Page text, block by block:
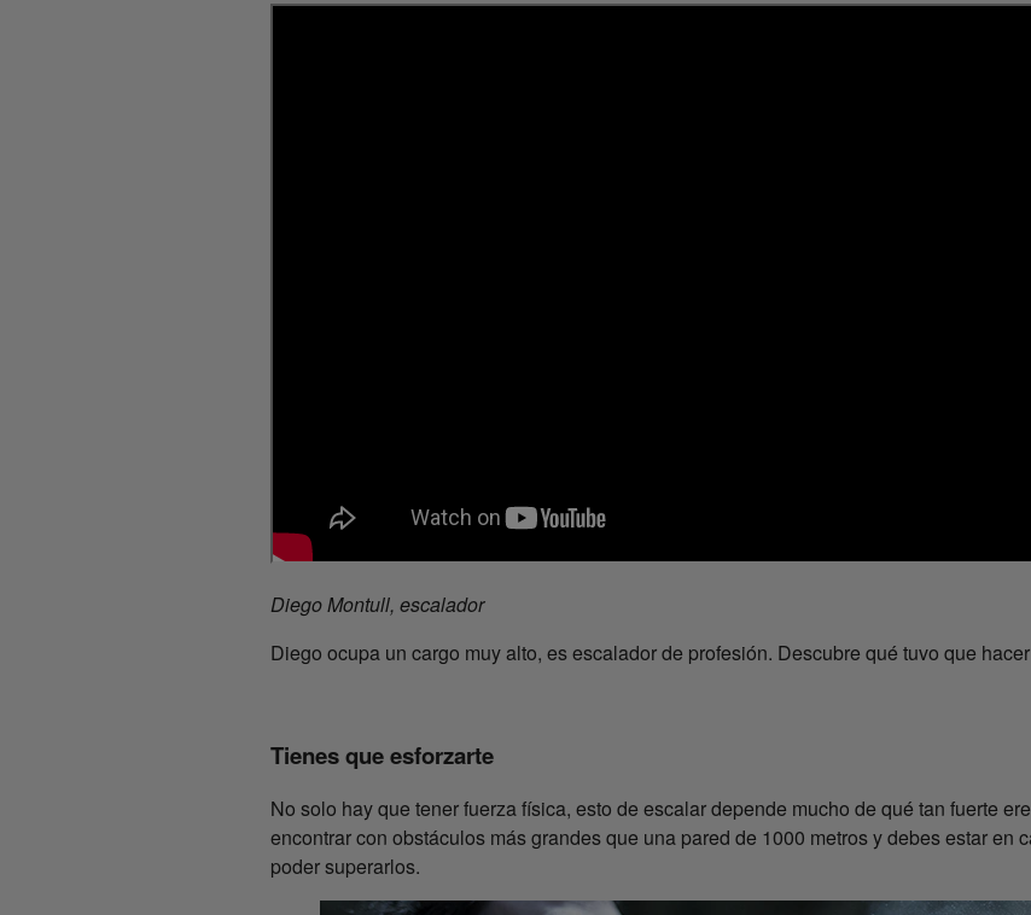
Diego Montull, escalador
Diego ocupa un cargo muy alto, es escalador de profesión. Descubre qué tuvo que
Tienes que esforzarte
No solo hay que tener fuerza física, esto de escalar depende mucho de qué tan fuerte
encontrar con obstáculos más grandes que una pared de 1000 metros y debes estar en
poder superarlos.